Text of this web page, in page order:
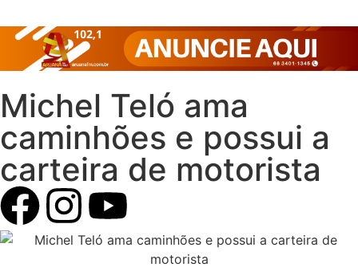
Michel Teló ama
caminhões e possui a
carteira de motorista